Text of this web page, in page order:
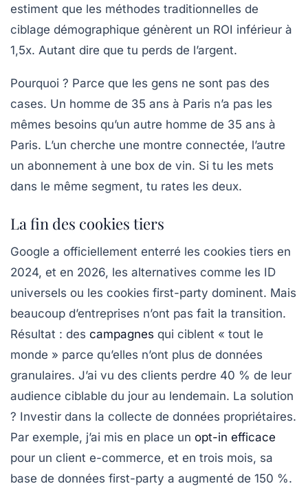
estiment que les méthodes traditionnelles de
ciblage démographique génèrent un ROI inférieur à
1,5x. Autant dire que tu perds de l’argent.
Pourquoi ? Parce que les gens ne sont pas des
cases. Un homme de 35 ans à Paris n’a pas les
mêmes besoins qu’un autre homme de 35 ans à
Paris. L’un cherche une montre connectée, l’autre
un abonnement à une box de vin. Si tu les mets
dans le même segment, tu rates les deux.
La fin des cookies tiers
Google a officiellement enterré les cookies tiers en
2024, et en 2026, les alternatives comme les ID
universels ou les cookies first-party dominent. Mais
beaucoup d’entreprises n’ont pas fait la transition.
Résultat : des campagnes qui ciblent « tout le
monde » parce qu’elles n’ont plus de données
granulaires. J’ai vu des clients perdre 40 % de leur
audience ciblable du jour au lendemain. La solution
? Investir dans la collecte de données propriétaires.
Par exemple, j’ai mis en place un opt-in efficace
pour un client e-commerce, et en trois mois, sa
base de données first-party a augmenté de 150 %.